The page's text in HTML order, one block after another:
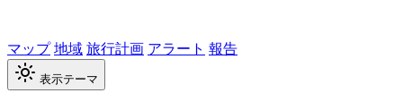
マップ地域旅行計画 アラート 報告
表示テーマ